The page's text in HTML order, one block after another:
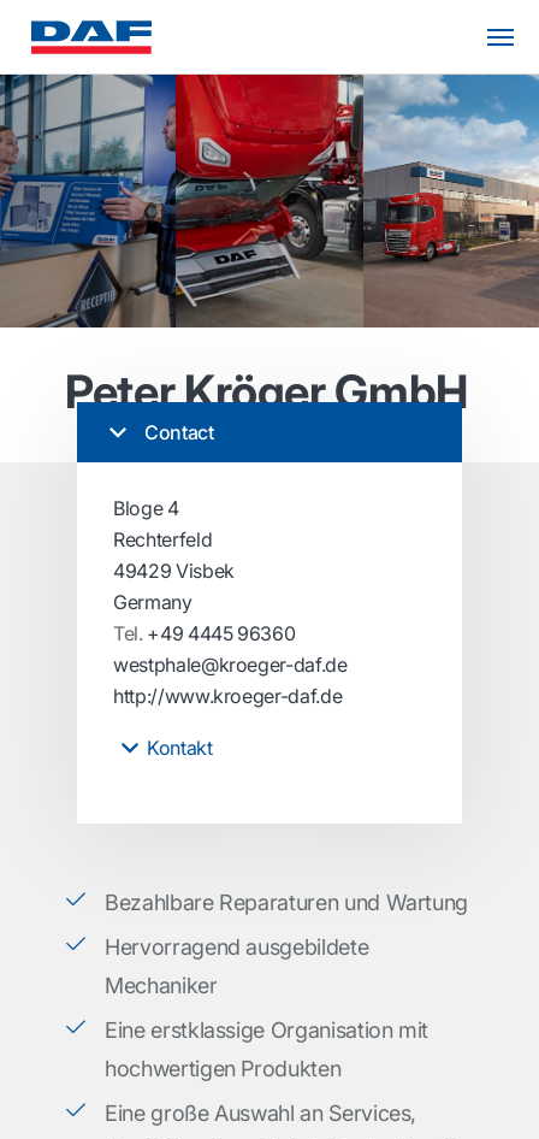
Peter Kröger GmbH
Contact
Bloge 4
Rechterfeld
49429 Visbek
Germany
Tel. +49 4445 96360
westphale@kroeger-daf.de
http://www.kroeger-daf.de
Kontakt
Bezahlbare Reparaturen und Wartung
Hervorragend ausgebildete
Mechaniker
Eine erstklassige Organisation mit
hochwertigen Produkten
Eine große Auswahl an Services,